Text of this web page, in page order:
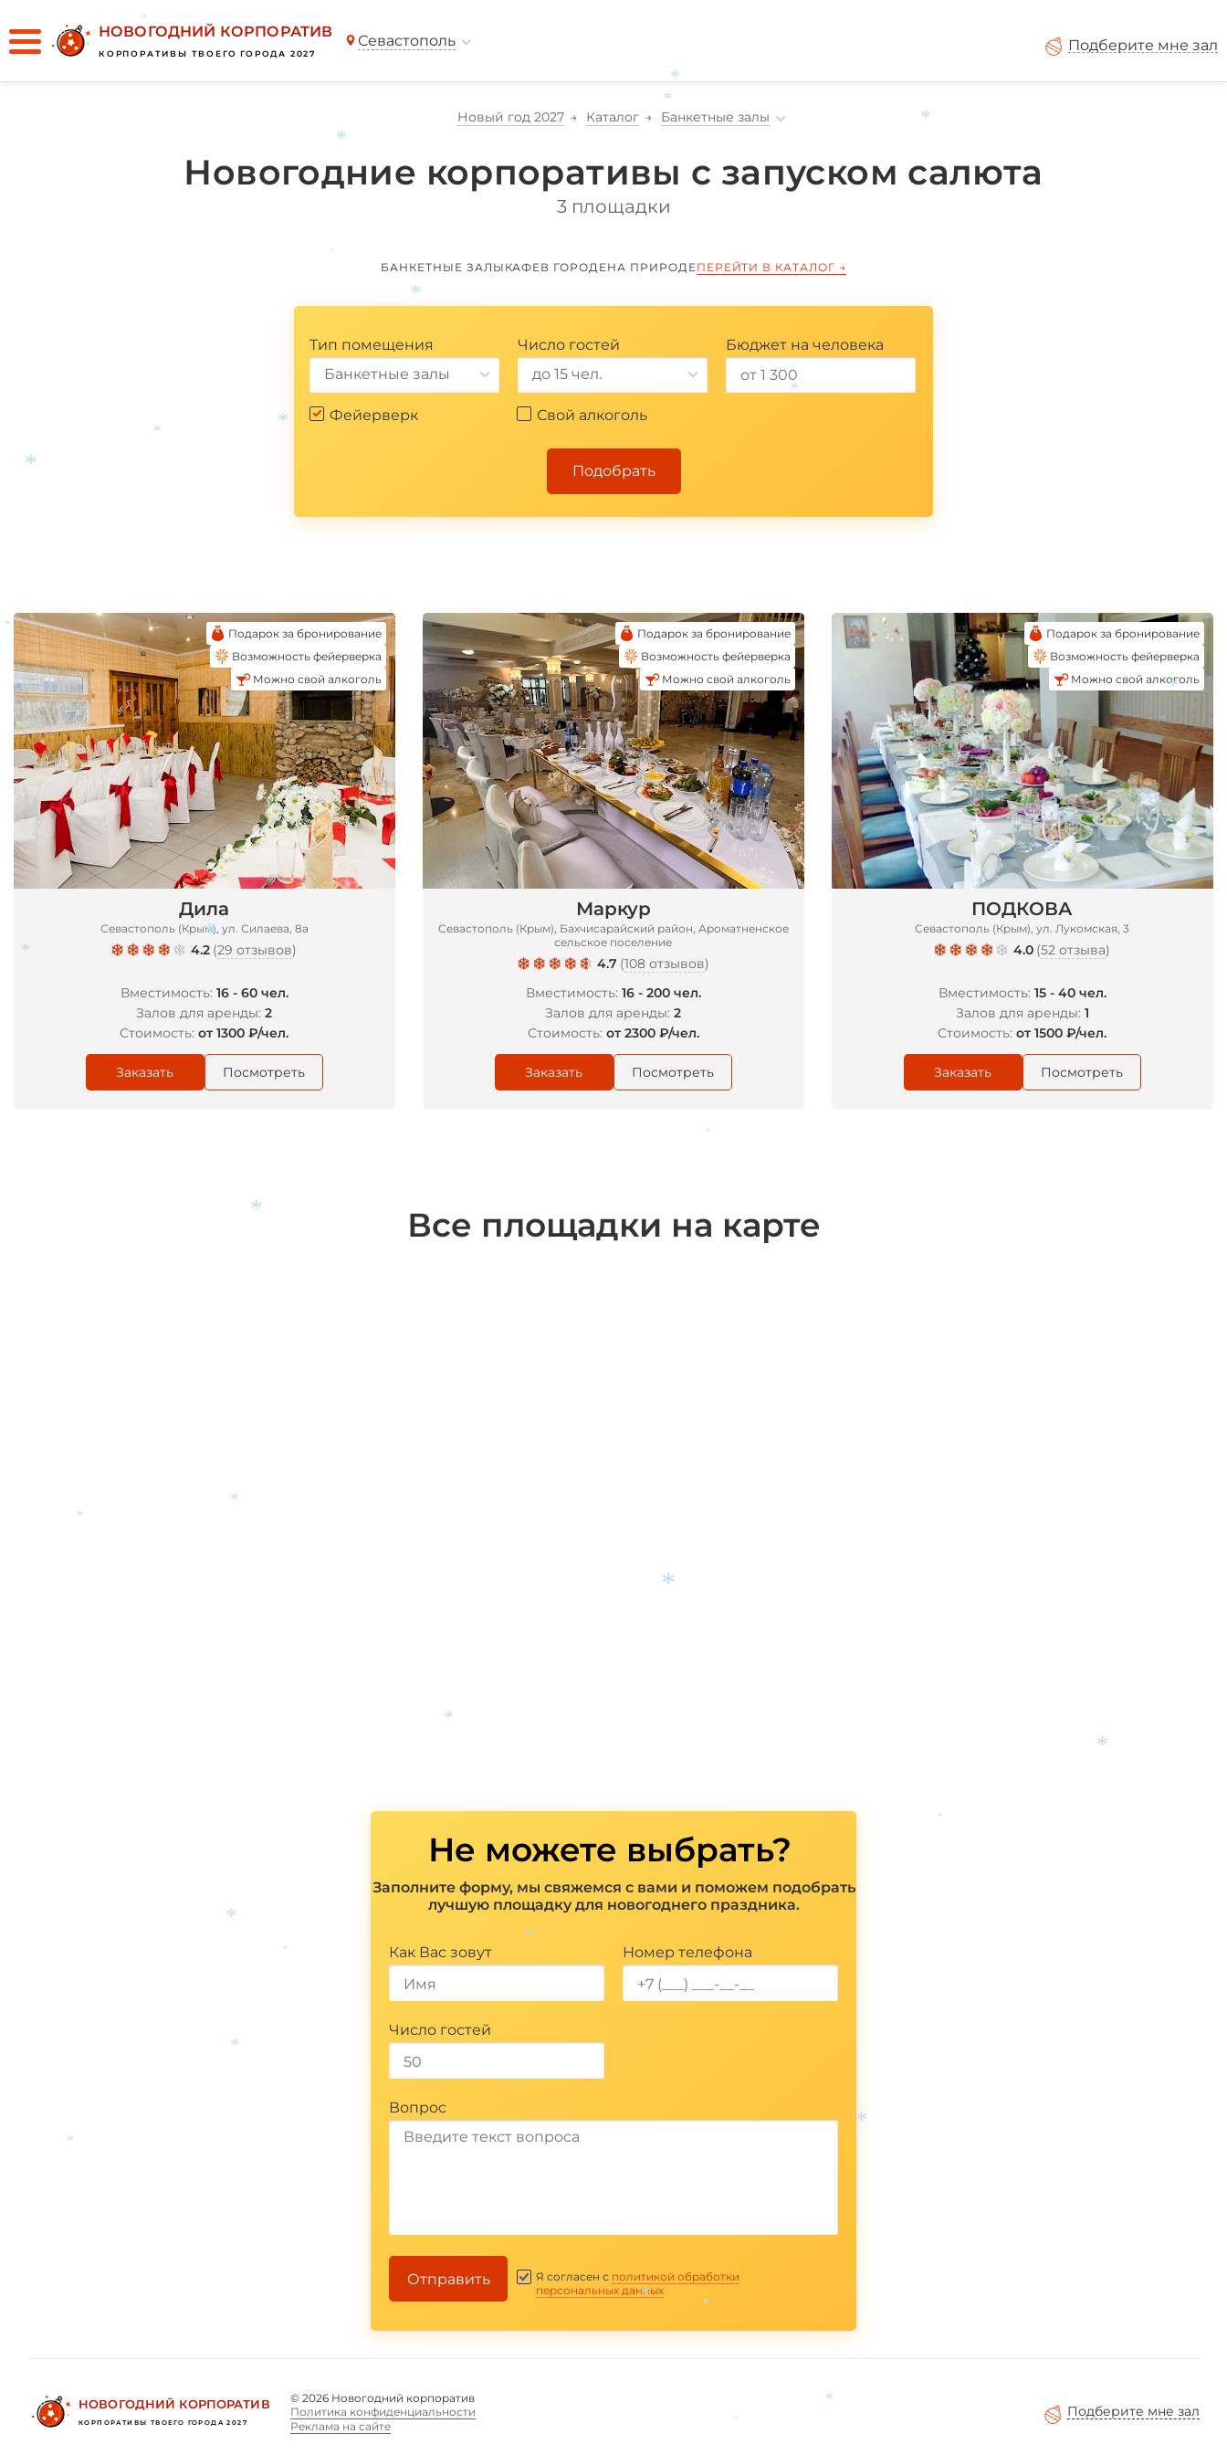
НОВОГОДНИЙ КОРПОРАТИВ
КОРПОРАТИВЫ ТВОЕГО ГОРОДА 2027
Севастополь Подберите мне зал
Новый год 2027 Каталог Банкетные залы
Новогодние корпоративы с запуском салюта
3 площадки
БАНКЕТНЫЕ ЗАЛЫ КАФЕВ ГОРОДЕНА ПРИРОДЕПЕРЕЙТИ В КАТАЛОГ →
Тип помещения
Банкетные залы
Число гостей
до 15 чел.
Бюджет на человека
Фейерверк Свой алкоголь
Подобрать
Дила
Севастополь (Крым), ул. Силаева, 8а
4.2 (29 отзывов)
Вместимость: 16 - 60 чел.
Залов для аренды:2
Стоимость:от 1300 ₽/чел.
Подарок за бронирование
Возможность фейерверка
Можно свой алкоголь
Заказать Посмотреть
Маркур
Севастополь (Крым), Бахчисарайский район, Ароматненское
сельское поселение
4.7 (108 отзывов)
Вместимость: 16 - 200 чел.
Залов для аренды:2
Стоимость: от 2300 ₽/чел.
Подарок за бронирование
Возможность фейерверка
Можно свой алкоголь
Заказать Посмотреть
ПОДКОВА
Севастополь (Крым), ул. Лукомская, 3
4.0 (52 отзыва)
Вместимость: 15 - 40 чел.
Залов для аренды: 1
Стоимость:от 1500 ₽/чел.
Подарок за бронирование
Возможность фейерверка
Можно свой алкоголь
Заказать Посмотреть
Все площадки на карте
Не можете выбрать?
Заполните форму, мы свяжемся с вами и поможем подобрать
лучшую площадку для новогоднего праздника.
Как Вас зовут Номер телефона
Вопрос
Число гостей
Отправить Я согласен с политикой обработки
персональных данных
НОВОГОДНИЙ КОРПОРАТИВ
КОРПОРАТИВЫ ТВОЕГО ГОРОДА 2027
© 2026 Новогодний корпоратив
Политика конфиденциальности
Реклама на сайте
Подберите мне зал
*
*
*
*
*
*
*
*
*
*